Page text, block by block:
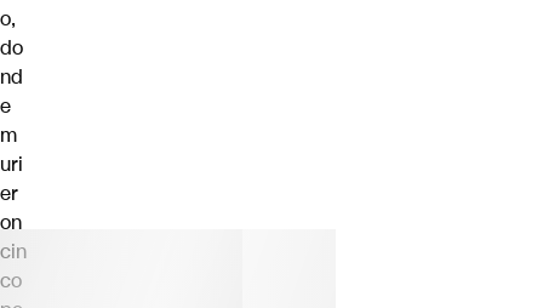
o,
do
nd
e
m
uri
er
on
cin
co